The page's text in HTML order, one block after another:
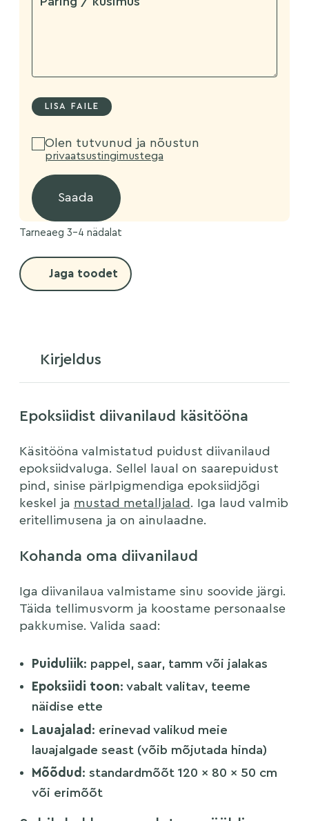
Olen tutvunud ja nõustun
privaatsustingimustega
Tarneaeg 3-4 nädalat
Jaga toodet
Kirjeldus
Epoksiidist diivanilaud käsitööna
Käsitööna valmistatud puidust diivanilaud
epoksiidvaluga. Sellel laual on saarepuidust
pind, sinise pärlpigmendiga epoksiidjõgi
keskel ja mustad metalljalad . Iga laud valmib
eritellimusena ja on ainulaadne.
Kohanda oma diivanilaud
Iga diivanilaua valmistame sinu soovide järgi.
Täida tellimusvorm ja koostame personaalse
pakkumise. Valida saad:
Puiduliik: pappel, saar, tamm või jalakas
Epoksiidi toon: vabalt valitav, teeme
näidise ette
Lauajalad : erinevad valikud meie
lauajalgade seast (võib mõjutada hinda)
Mõõdud : standardmõõt 120 × 80 × 50 cm
või erimõõt